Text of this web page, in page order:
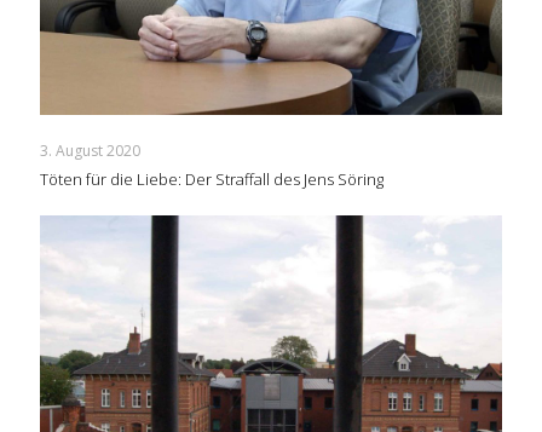
3. August 2020
Töten für die Liebe: Der Straffall des Jens Söring